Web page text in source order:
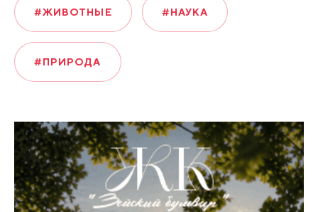
#ЖИВОТНЫЕ #НАУКА
#ПРИРОДА